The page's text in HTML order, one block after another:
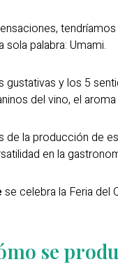
palabra: Umami.
gustativas y los 5
del vino, el
la producción de
en la
se celebra la Feria del
se